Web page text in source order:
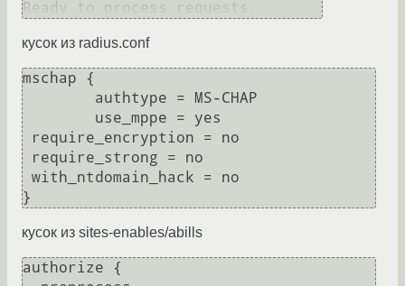
кусок из radius.conf
mschap {
кусок из sites-enables/abills
authorize {